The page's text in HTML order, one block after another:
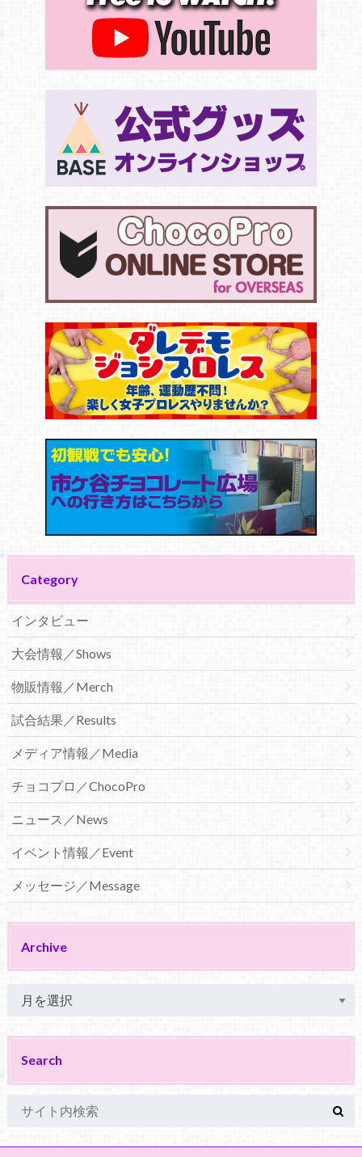
Category
インタビュー
大会情報／Shows
物販情報／Merch
試合結果／Results
メディア情報／Media
チョコプロ／ChocoPro
ニュース／News
イベント情報／Event
メッセージ／Message
Archive
Search